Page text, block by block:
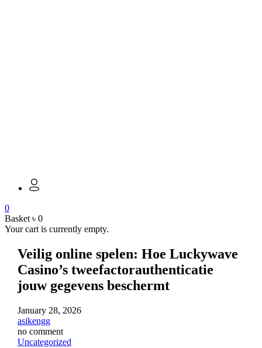
0
Basket ৳ 0
Your cart is currently empty.
Veilig online spelen: Hoe Luckywave
Casino’s tweefactorauthenticatie
jouw gegevens beschermt
January 28, 2026
asikengg
no comment
Uncategorized